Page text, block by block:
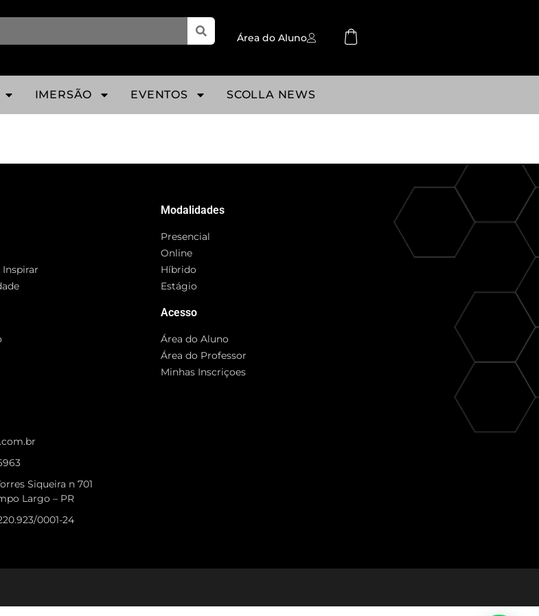
Área do Aluno
IMERSÃO EVENTOS SCOLLA NEWS
Inspirar
Siqueira n 701
Largo – PR
0001-24
Modalidades
Presencial
Online
Híbrido
Estágio
Acesso
Área do Aluno
Área do Professor
Minhas Inscriçoes